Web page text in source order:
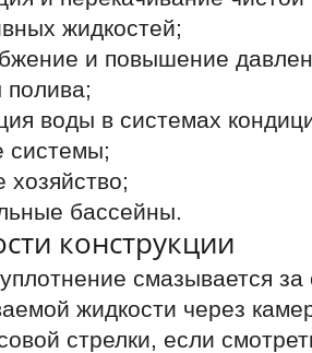
жидкостей;
и повышение
воды в системах
системы;
хозяйство;
бассейны.
конструкции
смазывается за
жидкости через
стрелки, если